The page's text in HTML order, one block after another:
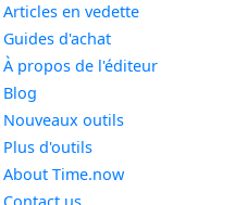
Widget
Articles en vedette
Guides d'achat
À propos de l'éditeur
Blog
Nouveaux outils
Plus d'outils
About Time.now